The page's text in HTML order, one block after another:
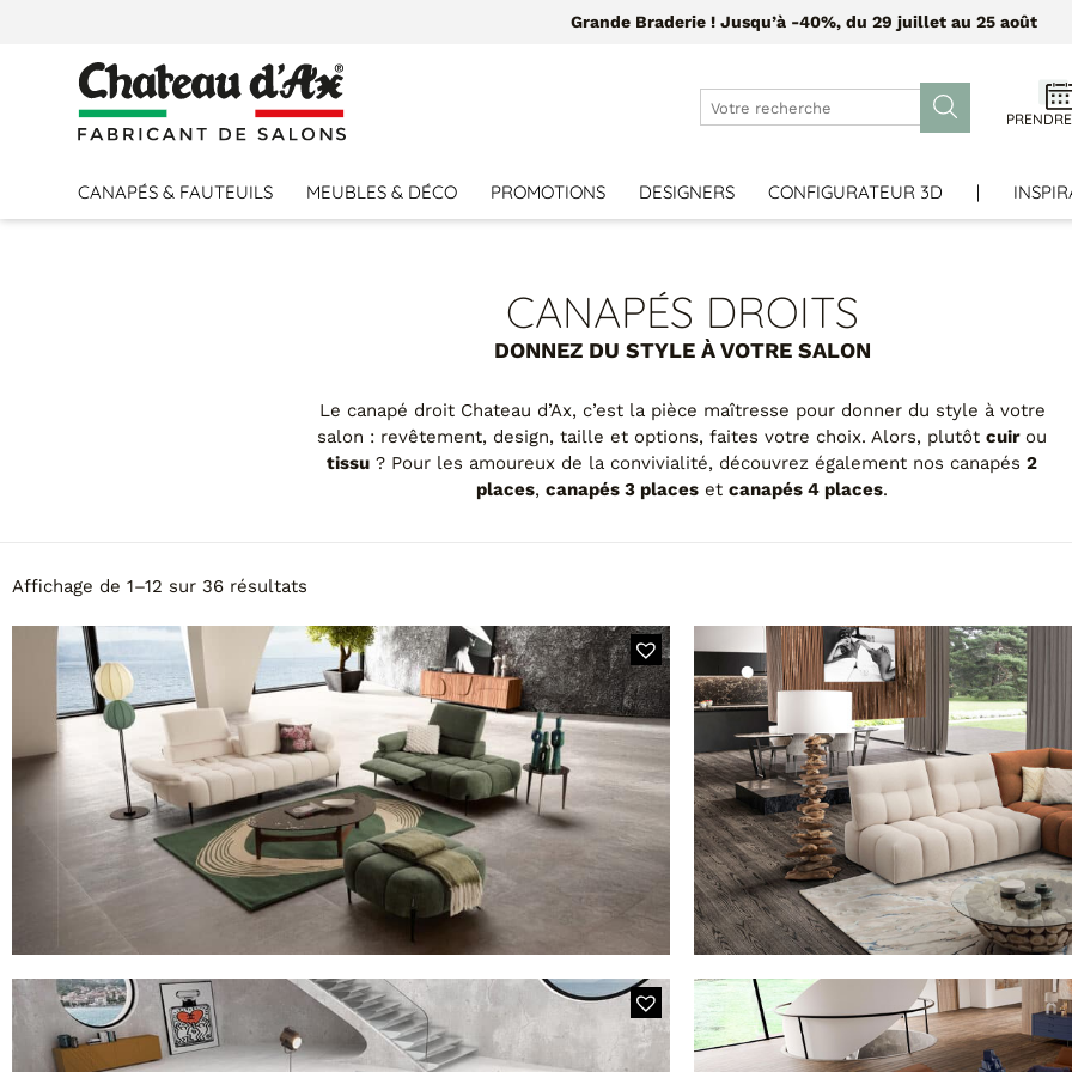
Grande Braderie ! Jusqu’à -40%, du 29 juillet au 25 août
CANAPÉS & FAUTEUILS MEUBLES & DÉCO PROMOTIONS DESIGNERS CONFIGURATEUR 3D |
CANAPÉS DROITS
DONNEZ DU STYLE À VOTRE SALON
Le canapé droit Chateau d’Ax, c’est la pièce maîtresse pour donner du style à votre
salon : revêtement, design, taille et options, faites votre choix. Alors, plutôt cuir ou
tissu ? Pour les amoureux de la convivialité, découvrez également nos canapés 2
places, canapés 3 places et canapés 4 places.
Affichage de 1–12 sur 36 résultats
2380 MAGNIFICO